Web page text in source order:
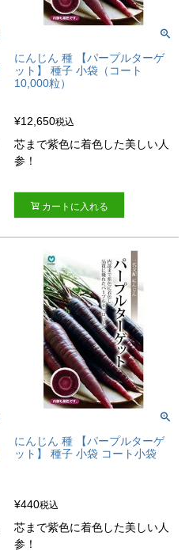
にんじん 種 【パープルターゲ
ット】 種子 小袋（コート
10,000粒）
¥12,650税込
芯まで紫色に着色した美しい人
参！
カートに入れる
にんじん 種 【パープルターゲ
ット】 種子 小袋 コート小袋
¥440税込
芯まで紫色に着色した美しい人
参！